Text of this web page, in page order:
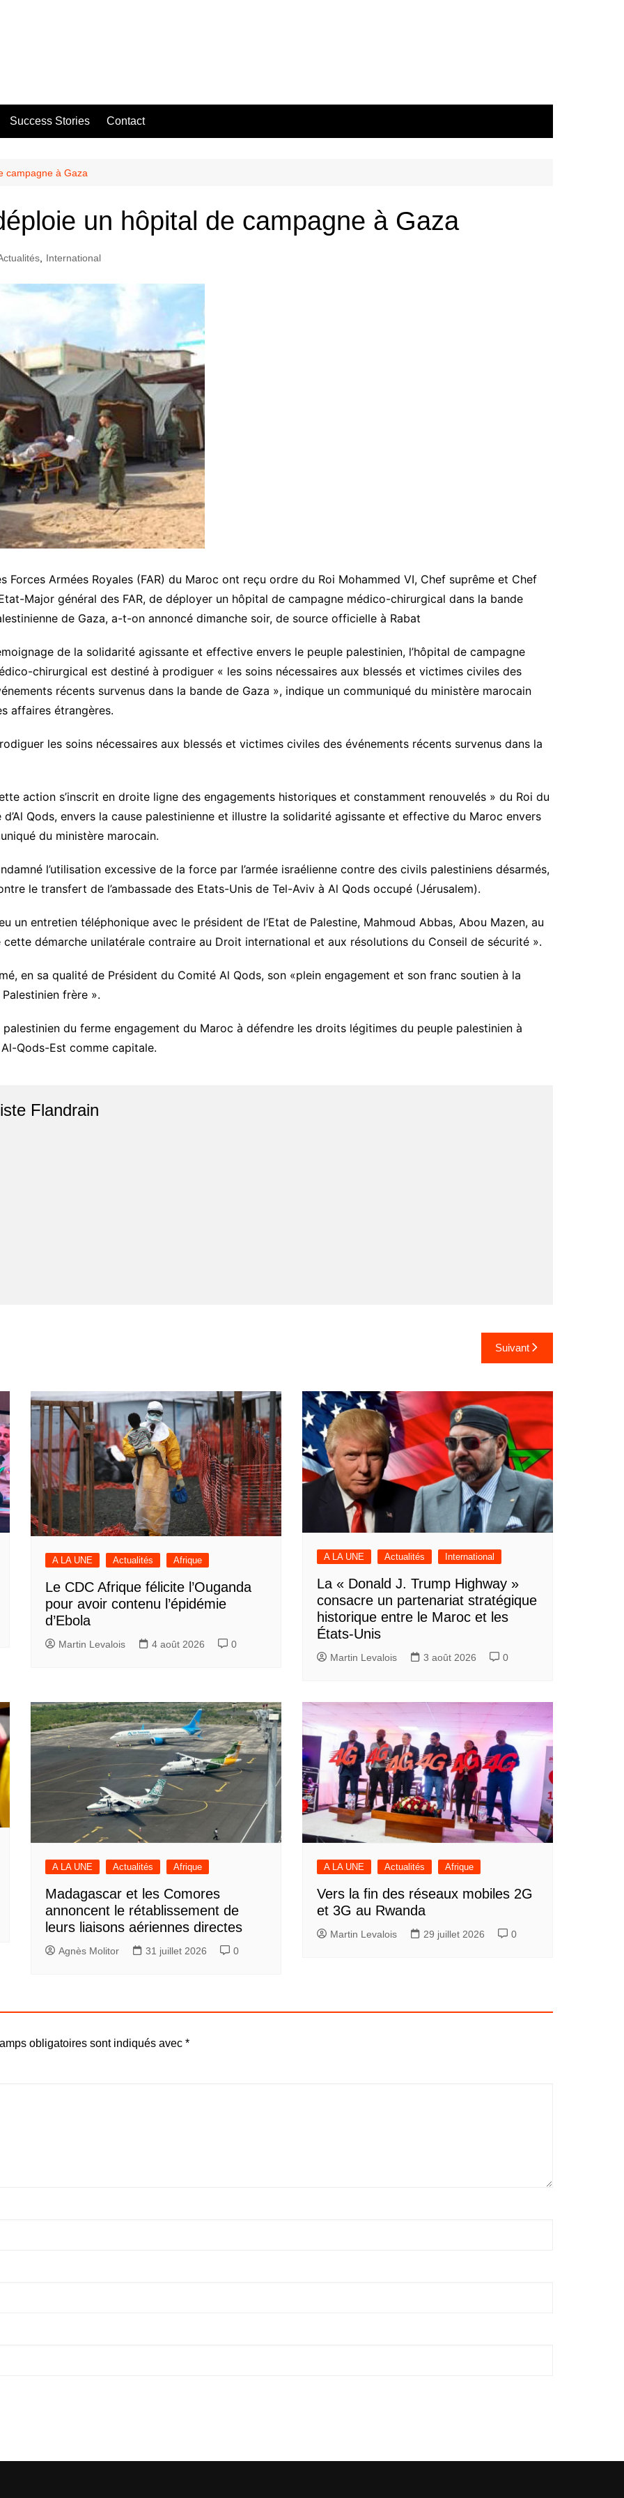
Success Stories Contact
campagne à Gaza
un hôpital de campagne à Gaza
International
Forces Armées Royales (FAR) du Maroc ont reçu ordre du Roi Mohammed VI, Chef suprême et Chef
Major général des FAR, de déployer un hôpital de campagne médico-chirurgical dans la bande
de Gaza, a-t-on annoncé dimanche soir, de source officielle à Rabat
de la solidarité agissante et effective envers le peuple palestinien, l’hôpital de campagne
chirurgical est destiné à prodiguer « les soins nécessaires aux blessés et victimes civiles des
récents survenus dans la bande de Gaza », indique un communiqué du ministère marocain
affaires étrangères.
les soins nécessaires aux blessés et victimes civiles des événements récents survenus dans la
action s’inscrit en droite ligne des engagements historiques et constamment renouvelés » du Roi du
Qods, envers la cause palestinienne et illustre la solidarité agissante et effective du Maroc envers
du ministère marocain.
l’utilisation excessive de la force par l’armée israélienne contre des civils palestiniens désarmés,
le transfert de l’ambassade des Etats-Unis de Tel-Aviv à Al Qods occupé (Jérusalem).
un entretien téléphonique avec le président de l’Etat de Palestine, Mahmoud Abbas, Abou Mazen, au
démarche unilatérale contraire au Droit international et aux résolutions du Conseil de sécurité ».
en sa qualité de Président du Comité Al Qods, son «plein engagement et son franc soutien à la
frère ».
du ferme engagement du Maroc à défendre les droits légitimes du peuple palestinien à
Qods-Est comme capitale.
Flandrain
Suivant
A LA UNE Actualités Afrique
Le CDC Afrique félicite l’Ouganda
pour avoir contenu l’épidémie
d’Ebola
Martin Levalois 4 août 2026 0
A LA UNE Actualités International
La « Donald J. Trump Highway »
consacre un partenariat stratégique
historique entre le Maroc et les
États-Unis
Martin Levalois 3 août 2026 0
A LA UNE Actualités Afrique
Madagascar et les Comores
annoncent le rétablissement de
leurs liaisons aériennes directes
Agnès Molitor 31 juillet 2026 0
A LA UNE Actualités Afrique
Vers la fin des réseaux mobiles 2G
et 3G au Rwanda
Martin Levalois 29 juillet 2026 0
obligatoires sont indiqués avec *